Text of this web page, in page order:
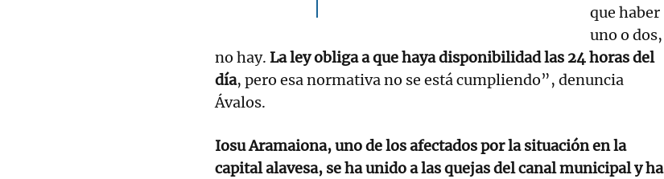
que haber
uno o dos,
no hay. La ley obliga a que haya disponibilidad las 24 horas del
día, pero esa normativa no se está cumpliendo”, denuncia
Ávalos.
Iosu Aramaiona, uno de los afectados por la situación en la
capital alavesa, se ha unido a las quejas del canal municipal y ha